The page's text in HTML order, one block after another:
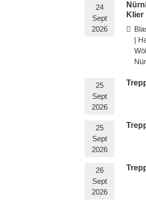
24
Sept
2026
Klier
|
25
Sept
2026
25
Sept
2026
26
Sept
2026